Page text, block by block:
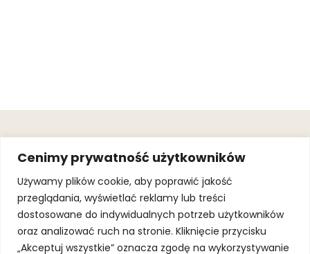
Cenimy prywatność użytkowników
Używamy plików cookie, aby poprawić jakość
przeglądania, wyświetlać reklamy lub treści
dostosowane do indywidualnych potrzeb użytkowników
oraz analizować ruch na stronie. Kliknięcie przycisku
„Akceptuj wszystkie” oznacza zgodę na wykorzystywanie
+48 510 070
090
SOLEC 81B LOK.
A66,
WARSZAWA
JOIN OUR
MAILING
By subscribing,
you agree to
ourTerms of
UseandPrivacy
OBSŁUGA
KLIENTA
Gwarancja
.
.